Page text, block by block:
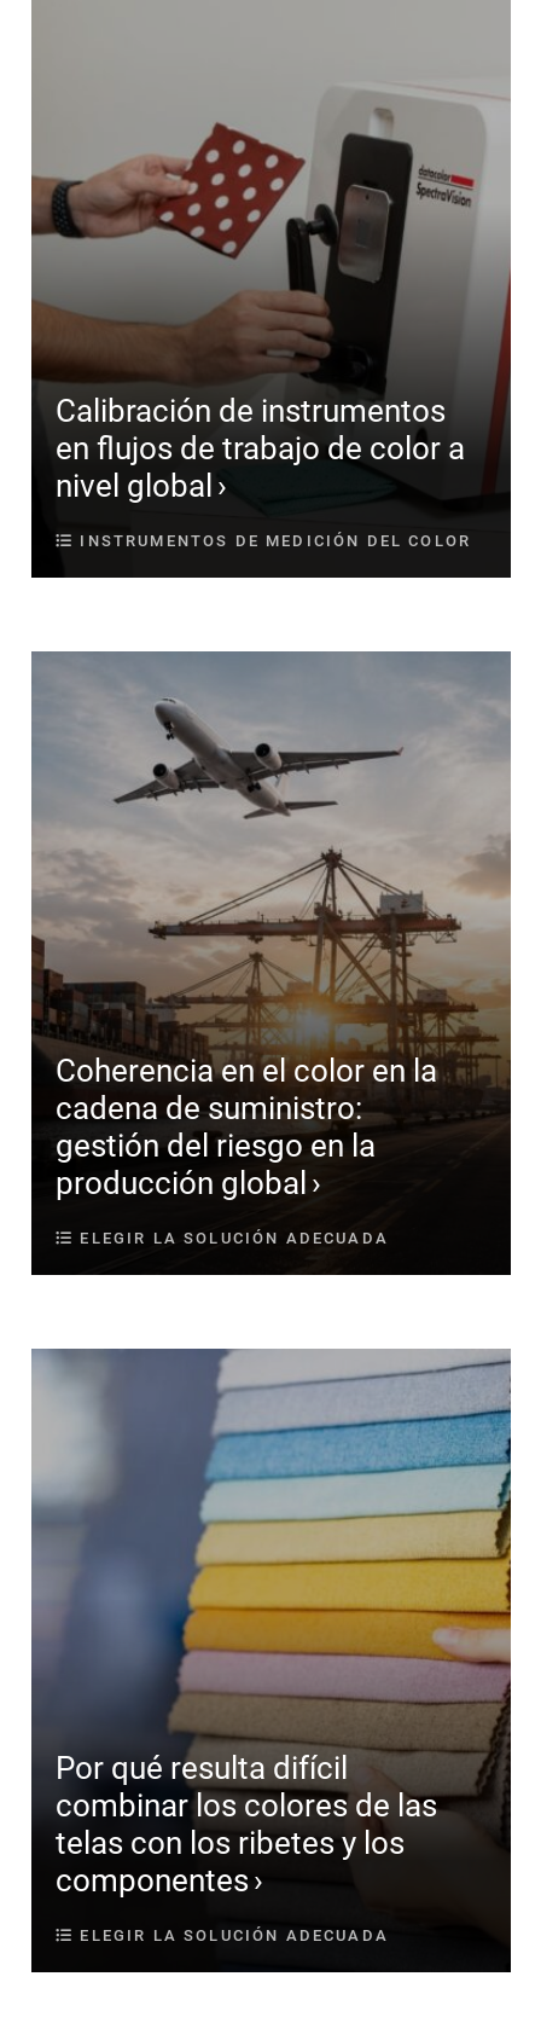
Calibración de instrumentos
en flujos de trabajo de color a
nivel global
INSTRUMENTOS DE MEDICIÓN DEL COLOR
Coherencia en el color en la
cadena de suministro:
gestión del riesgo en la
producción global
ELEGIR LA SOLUCIÓN ADECUADA
Por qué resulta difícil
combinar los colores de las
telas con los ribetes y los
componentes
ELEGIR LA SOLUCIÓN ADECUADA